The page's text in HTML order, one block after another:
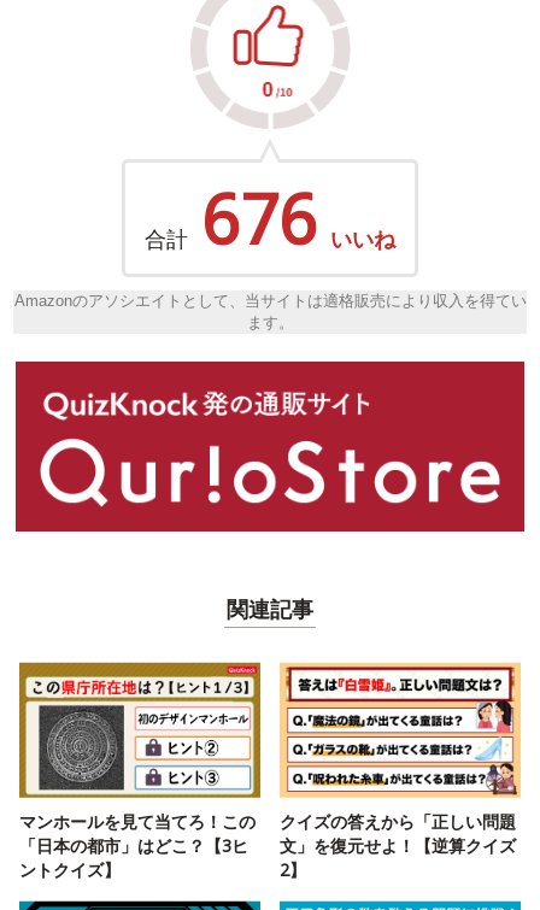
合計 676 いいね
Amazonのアソシエイトとして、当サイトは適格販売により収入を得てい
ます。
関連記事
マンホールを見て当てろ！この
「日本の都市」はどこ？【3ヒ
ントクイズ】
クイズの答えから「正しい問題
文」を復元せよ！【逆算クイズ
2】